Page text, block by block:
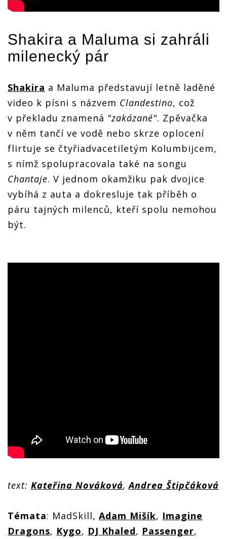
Shakira a Maluma si zahráli
milenecký pár
Shakira a Maluma představují letně laděné
video k písni s názvem Clandestino, což
v překladu znamená "zakázané". Zpěvačka
v něm tančí ve vodě nebo skrze oplocení
flirtuje se čtyřiadvacetiletým Kolumbijcem,
s nímž spolupracovala také na songu
Chantaje. V jednom okamžiku pak dvojice
vybíhá z auta a dokresluje tak příběh o
páru tajných milenců, kteří spolu nemohou
být.
text: Kateřina Nováková,Andrea Štipčáková
Témata: MadSkill, Adam Mišík, Imagine
Dragons, Kygo, DJ Khaled, Passenger,